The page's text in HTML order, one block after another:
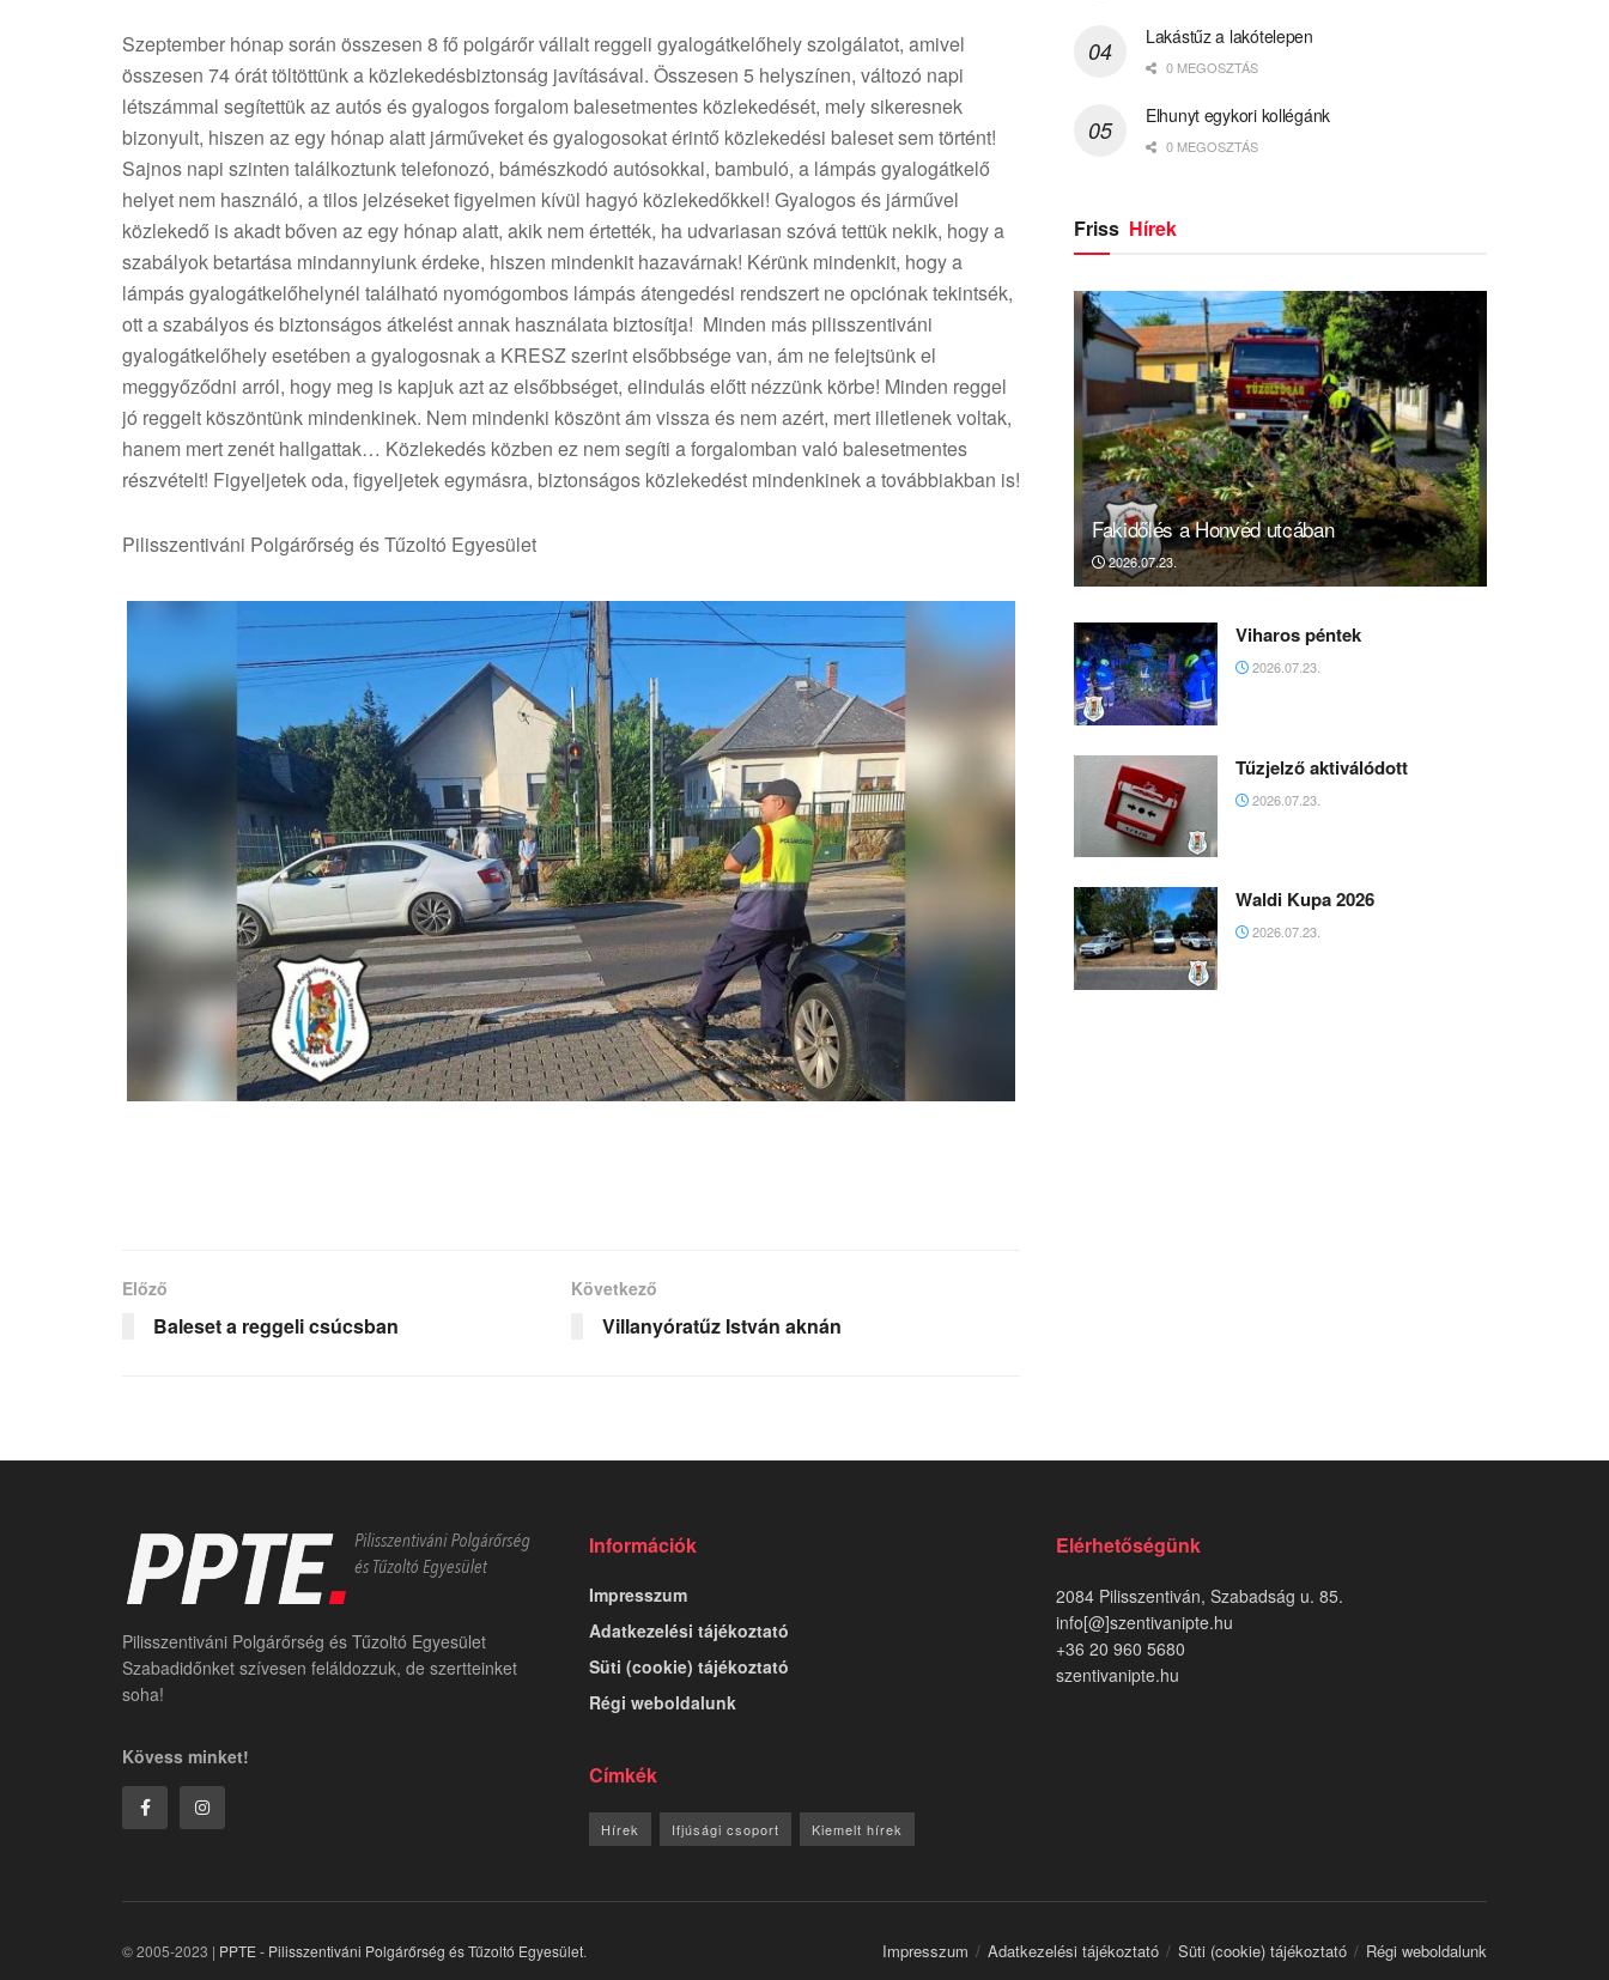
Szeptember hónap során összesen 8 fő polgárőr vállalt reggeli gyalogátkelőhely szolgálatot, amivel
összesen 74 órát töltöttünk a közlekedésbiztonság javításával. Összesen 5 helyszínen, változó napi
létszámmal segítettük az autós és gyalogos forgalom balesetmentes közlekedését, mely sikeresnek
bizonyult, hiszen az egy hónap alatt járműveket és gyalogosokat érintő közlekedési baleset sem történt!
Sajnos napi szinten találkoztunk telefonozó, bámészkodó autósokkal, bambuló, a lámpás gyalogátkelő
helyet nem használó, a tilos jelzéseket figyelmen kívül hagyó közlekedőkkel! Gyalogos és járművel
közlekedő is akadt bőven az egy hónap alatt, akik nem értették, ha udvariasan szóvá tettük nekik, hogy a
szabályok betartása mindannyiunk érdeke, hiszen mindenkit hazavárnak! Kérünk mindenkit, hogy a
lámpás gyalogátkelőhelynél található nyomógombos lámpás átengedési rendszert ne opciónak tekintsék,
ott a szabályos és biztonságos átkelést annak használata biztosítja! Minden más pilisszentiváni
gyalogátkelőhely esetében a gyalogosnak a KRESZ szerint elsőbbsége van, ám ne felejtsünk el
meggyőződni arról, hogy meg is kapjuk azt az elsőbbséget, elindulás előtt nézzünk körbe! Minden reggel
jó reggelt köszöntünk mindenkinek. Nem mindenki köszönt ám vissza és nem azért, mert illetlenek voltak,
hanem mert zenét hallgattak… Közlekedés közben ez nem segíti a forgalomban való balesetmentes
részvételt! Figyeljetek oda, figyeljetek egymásra, biztonságos közlekedést mindenkinek a továbbiakban is!
Pilisszentiváni Polgárőrség és Tűzoltó Egyesület
Előző
Baleset a reggeli csúcsban
Következő
Villanyóratűz István aknán
Lakástűz a lakótelepen
0 MEGOSZTÁS
Elhunyt egykori kollégánk
0 MEGOSZTÁS
Friss Hírek
Fakidőlés a Honvéd utcában
2026.07.23.
Viharos péntek
2026.07.23.
Tűzjelző aktiválódott
2026.07.23.
Waldi Kupa 2026
2026.07.23.
Pilisszentiváni Polgárőrség és Tűzoltó Egyesület
Szabadidőnket szívesen feláldozzuk, de szertteinket
soha!
Kövess minket!
Információk
Impresszum
Adatkezelési tájékoztató
Süti (cookie) tájékoztató
Régi weboldalunk
Címkék
Hírek Ifjúsági csoport Kiemelt hírek
Elérhetőségünk
2084 Pilisszentiván, Szabadság u. 85.
info[@]szentivanipte.hu
+36 20 960 5680
szentivanipte.hu
Impresszum Adatkezelési tájékoztató Süti (cookie) tájékoztató Régi weboldalunk
© 2005-2023 | PPTE - Pilisszentiváni Polgárőrség és Tűzoltó Egyesület.